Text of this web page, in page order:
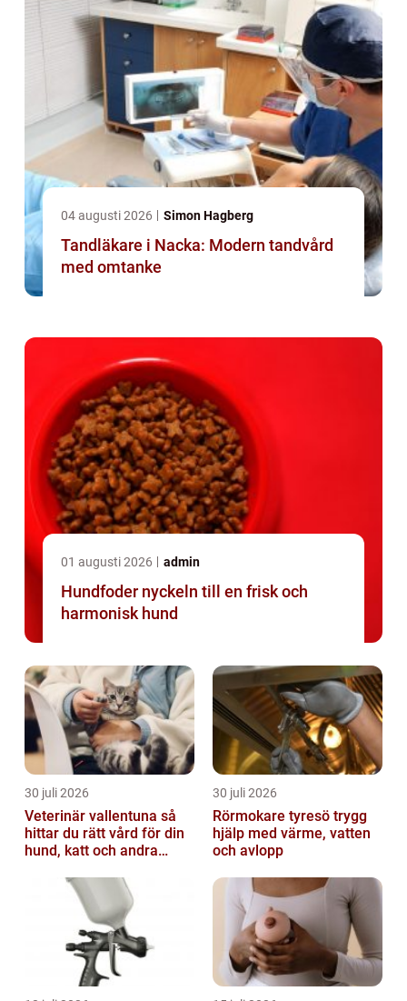
04 augusti 2026 Simon Hagberg
Tandläkare i Nacka: Modern tandvård
med omtanke
01 augusti 2026 admin
Hundfoder nyckeln till en frisk och
harmonisk hund
30 juli 2026
Veterinär vallentuna så
hittar du rätt vård för din
hund, katt och andra
30 juli 2026
Rörmokare tyresö trygg
hjälp med värme, vatten
och avlopp